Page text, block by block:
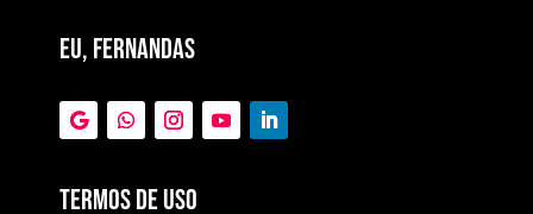
EU, FERNANDAS
Termos de Uso